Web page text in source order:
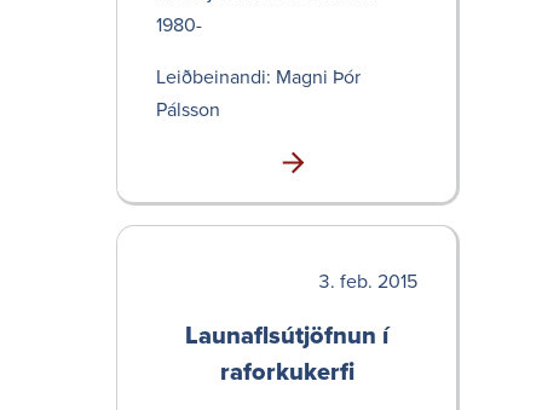
1980-
Leið­bein­andi: Magni Þór
Pálsson
feb. 2015
Launaflsút­jöfnun í
raforku­kerfi